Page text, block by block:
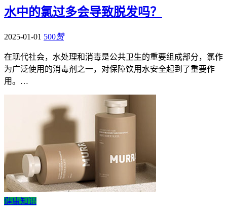
水中的氯过多会导致脱发吗？
2025-01-01 500赞
在现代社会，水处理和消毒是公共卫生的重要组成部分，氯作
为广泛使用的消毒剂之一，对保障饮用水安全起到了重要作
用。…
健康知识